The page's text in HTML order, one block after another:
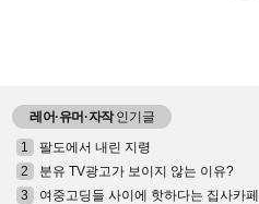
레어·유머·자작인기글
1
팔도에서 내린 지령
2 분유 TV광고가 보이지 않는 이유?
3 여중고딩들 사이에 핫하다는 집사카페